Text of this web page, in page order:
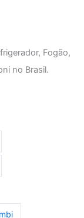
Fogão,
no Brasil.